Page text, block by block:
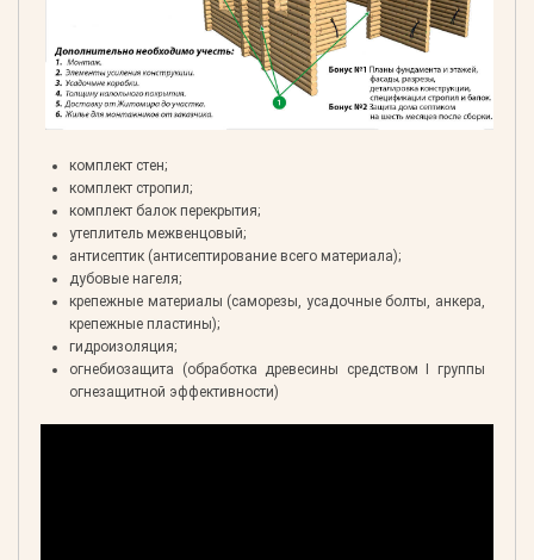
комплект стен;
комплект стропил;
комплект балок перекрытия;
утеплитель межвенцовый;
антисептик (антисептирование всего материала);
дубовые нагеля;
крепежные материалы (саморезы, усадочные болты, анкера,
крепежные пластины);
гидроизоляция;
огнебиозащита (обработка древесины средством I группы
огнезащитной эффективности)